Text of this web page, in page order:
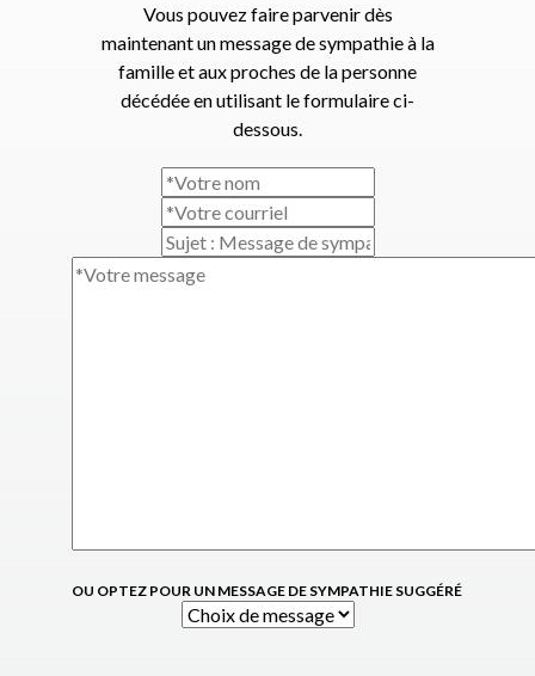
Vous pouvez faire parvenir dès
maintenant un message de sympathie à la
famille et aux proches de la personne
décédée en utilisant le formulaire ci-
dessous.
OU OPTEZ POUR UN MESSAGE DE SYMPATHIE SUGGÉRÉ